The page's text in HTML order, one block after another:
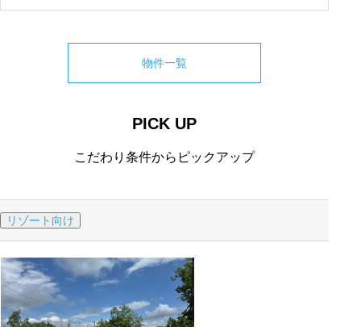
物件一覧
PICK UP
こだわり条件からピックアップ
リゾート向け